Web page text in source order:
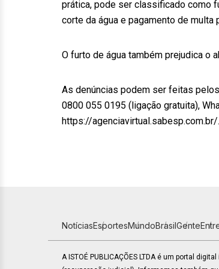
prática, pode ser classificado como
corte da água e pagamento de multa
O furto de água também prejudica o
As denúncias podem ser feitas
0800 055 0195 (ligação gratuita),
https://agenciavirtual.sabesp.com.br/.
NotíciasEsportesMundoBrasilGente
A ISTOÉ PUBLICAÇÕES LTDA é um portal